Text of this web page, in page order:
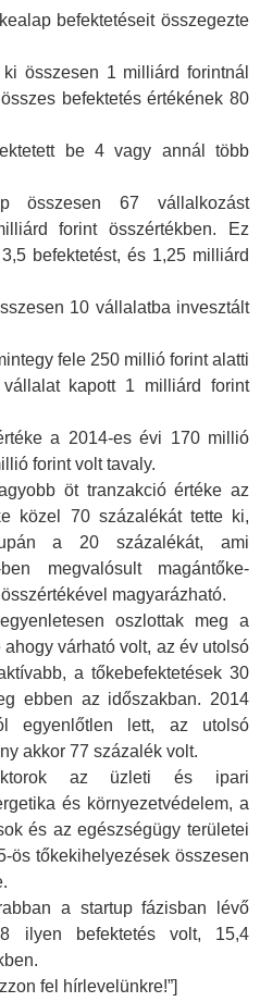
befektetéseit összegezte
összesen 1 milliárd forintnál
befektetés értékének 80
be 4 vagy annál több
összesen 67 vállalkozást
forint összértékben. Ez
befektetést, és 1,25 milliárd
10 vállalatba invesztált
fele 250 millió forint alatti
kapott 1 milliárd forint
a 2014-es évi 170 millió
forint volt tavaly.
öt tranzakció értéke az
közel 70 százalékát tette ki,
a 20 százalékát, ami
megvalósult magántőke-
magyarázható.
oszlottak meg a
várható volt, az év utolsó
a tőkebefektetések 30
ebben az időszakban. 2014
egyenlőtlen lett, az utolsó
akkor 77 százalék volt.
az üzleti és ipari
és környezetvédelem, a
és az egészségügy területei
ös tőkekihelyezések összesen
a startup fázisban lévő
ilyen befektetés volt, 15,4
fel hírlevelünkre!”]